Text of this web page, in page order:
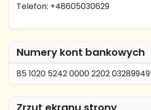
Telefon: +48605030629
Numery kont bankowych
85 1020 5242 0000 2202 03289949